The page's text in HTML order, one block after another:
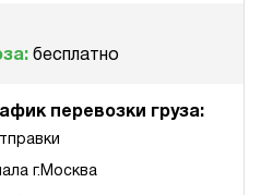
бесплатно
перевозки груза:
г.Москва